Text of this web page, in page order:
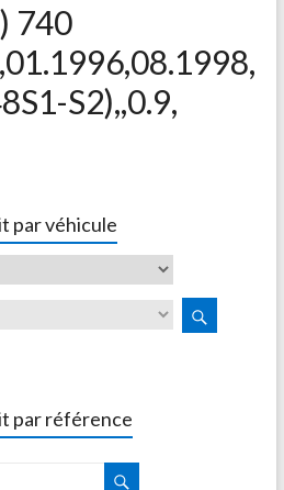
740
S2),,0.9,
par véhicule
par référence